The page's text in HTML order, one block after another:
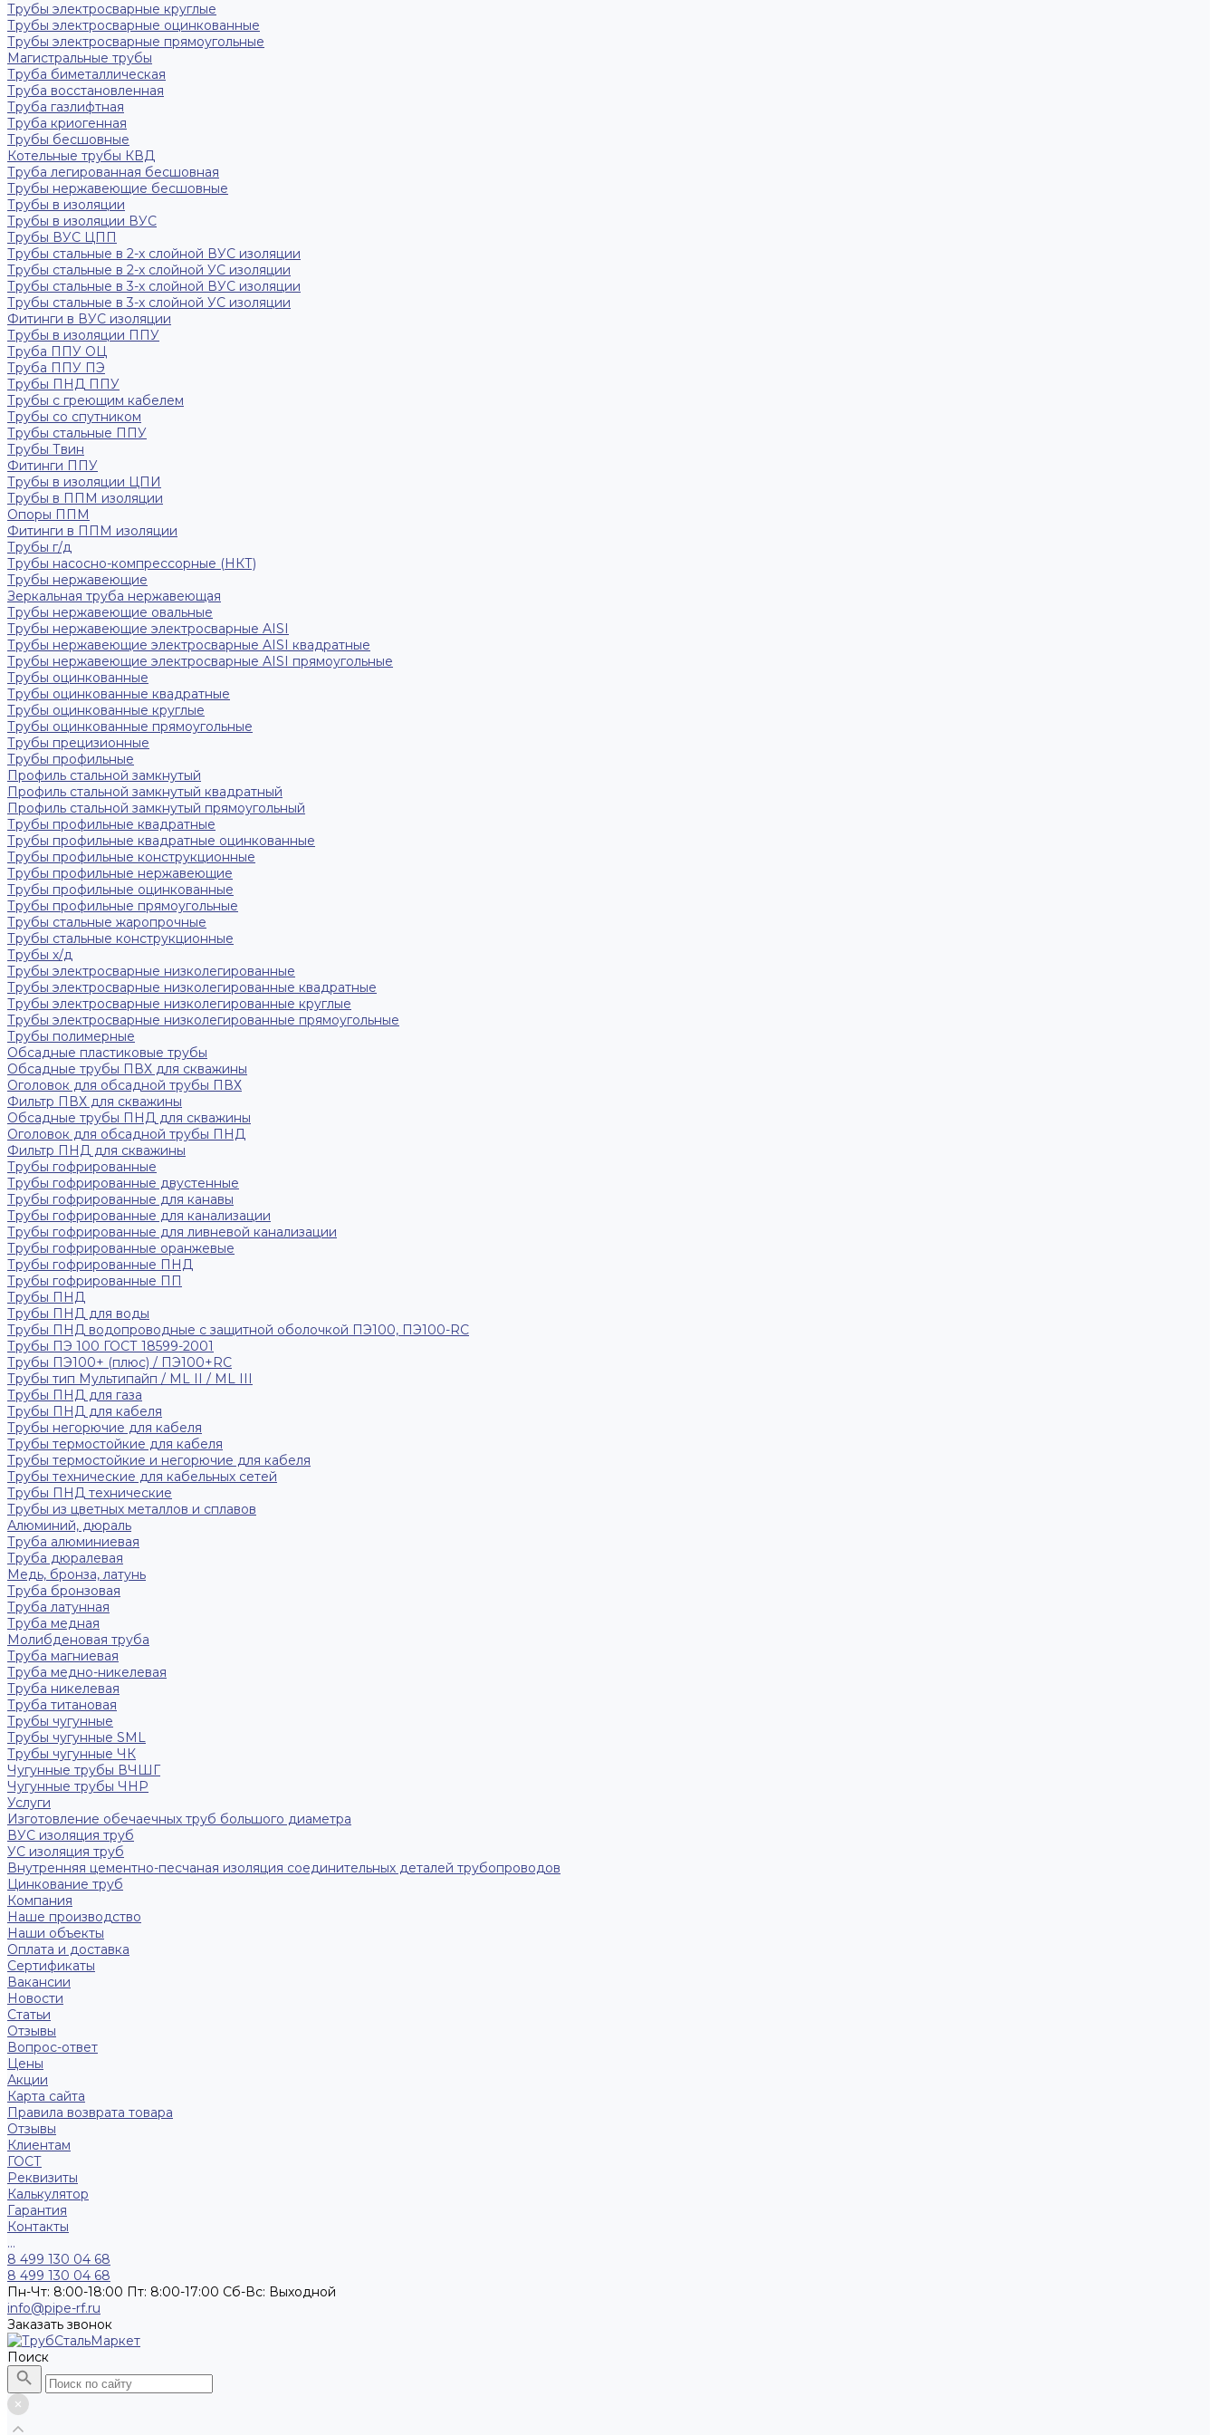
Трубы электросварные круглые
Трубы электросварные оцинкованные
Трубы электросварные прямоугольные
Магистральные трубы
Труба биметаллическая
Труба восстановленная
Труба газлифтная
Труба криогенная
Трубы бесшовные
Котельные трубы КВД
Труба легированная бесшовная
Трубы нержавеющие бесшовные
Трубы в изоляции
Трубы в изоляции ВУС
Трубы ВУС ЦПП
Трубы стальные в 2-х слойной ВУС изоляции
Трубы стальные в 2-х слойной УС изоляции
Трубы стальные в 3-х слойной ВУС изоляции
Трубы стальные в 3-х слойной УС изоляции
Фитинги в ВУС изоляции
Трубы в изоляции ППУ
Труба ППУ ОЦ
Труба ППУ ПЭ
Трубы ПНД ППУ
Трубы с греющим кабелем
Трубы со спутником
Трубы стальные ППУ
Трубы Твин
Фитинги ППУ
Трубы в изоляции ЦПИ
Трубы в ППМ изоляции
Опоры ППМ
Фитинги в ППМ изоляции
Трубы г/д
Трубы насосно-компрессорные (НКТ)
Трубы нержавеющие
Зеркальная труба нержавеющая
Трубы нержавеющие овальные
Трубы нержавеющие электросварные AISI
Трубы нержавеющие электросварные AISI квадратные
Трубы нержавеющие электросварные AISI прямоугольные
Трубы оцинкованные
Трубы оцинкованные квадратные
Трубы оцинкованные круглые
Трубы оцинкованные прямоугольные
Трубы прецизионные
Трубы профильные
Профиль стальной замкнутый
Профиль стальной замкнутый квадратный
Профиль стальной замкнутый прямоугольный
Трубы профильные квадратные
Трубы профильные квадратные оцинкованные
Трубы профильные конструкционные
Трубы профильные нержавеющие
Трубы профильные оцинкованные
Трубы профильные прямоугольные
Трубы стальные жаропрочные
Трубы стальные конструкционные
Трубы х/д
Трубы электросварные низколегированные
Трубы электросварные низколегированные квадратные
Трубы электросварные низколегированные круглые
Трубы электросварные низколегированные прямоугольные
Трубы полимерные
Обсадные пластиковые трубы
Обсадные трубы ПВХ для скважины
Оголовок для обсадной трубы ПВХ
Фильтр ПВХ для скважины
Обсадные трубы ПНД для скважины
Оголовок для обсадной трубы ПНД
Фильтр ПНД для скважины
Трубы гофрированные
Трубы гофрированные двустенные
Трубы гофрированные для канавы
Трубы гофрированные для канализации
Трубы гофрированные для ливневой канализации
Трубы гофрированные оранжевые
Трубы гофрированные ПНД
Трубы гофрированные ПП
Трубы ПНД
Трубы ПНД для воды
Трубы ПНД водопроводные с защитной оболочкой ПЭ100, ПЭ100-RC
Трубы ПЭ 100 ГОСТ 18599-2001
Трубы ПЭ100+ (плюс) / ПЭ100+RC
Трубы тип Мультипайп / ML II / ML III
Трубы ПНД для газа
Трубы ПНД для кабеля
Трубы негорючие для кабеля
Трубы термостойкие для кабеля
Трубы термостойкие и негорючие для кабеля
Трубы технические для кабельных сетей
Трубы ПНД технические
Трубы из цветных металлов и сплавов
Алюминий, дюраль
Труба алюминиевая
Труба дюралевая
Медь, бронза, латунь
Труба бронзовая
Труба латунная
Труба медная
Молибденовая труба
Труба магниевая
Труба медно-никелевая
Труба никелевая
Труба титановая
Трубы чугунные
Трубы чугунные SML
Трубы чугунные ЧК
Чугунные трубы ВЧШГ
Чугунные трубы ЧНР
Услуги
Изготовление обечаечных труб большого диаметра
ВУС изоляция труб
УС изоляция труб
Внутренняя цементно-песчаная изоляция соединительных деталей трубопроводов
Цинкование труб
Компания
Наше производство
Наши объекты
Оплата и доставка
Сертификаты
Вакансии
Новости
Статьи
Отзывы
Вопрос-ответ
Цены
Акции
Карта сайта
Правила возврата товара
Отзывы
Клиентам
ГОСТ
Реквизиты
Калькулятор
Гарантия
Контакты
...
8 499 130 04 68
8 499 130 04 68
Пн-Чт: 8:00-18:00 Пт: 8:00-17:00 Сб-Вс: Выходной
info@pipe-rf.ru
Заказать звонок
Поиск